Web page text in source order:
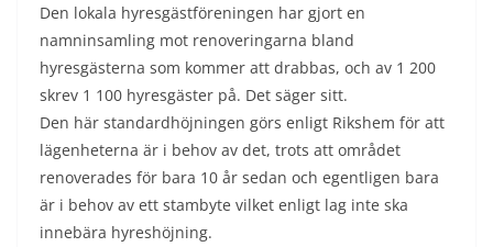
Den lokala hyresgästföreningen har gjort en
namninsamling mot renoveringarna bland
hyresgästerna som kommer att drabbas, och av 1 200
skrev 1 100 hyresgäster på. Det säger sitt.
Den här standardhöjningen görs enligt Rikshem för att
lägenheterna är i behov av det, trots att området
renoverades för bara 10 år sedan och egentligen bara
är i behov av ett stambyte vilket enligt lag inte ska
innebära hyreshöjning.